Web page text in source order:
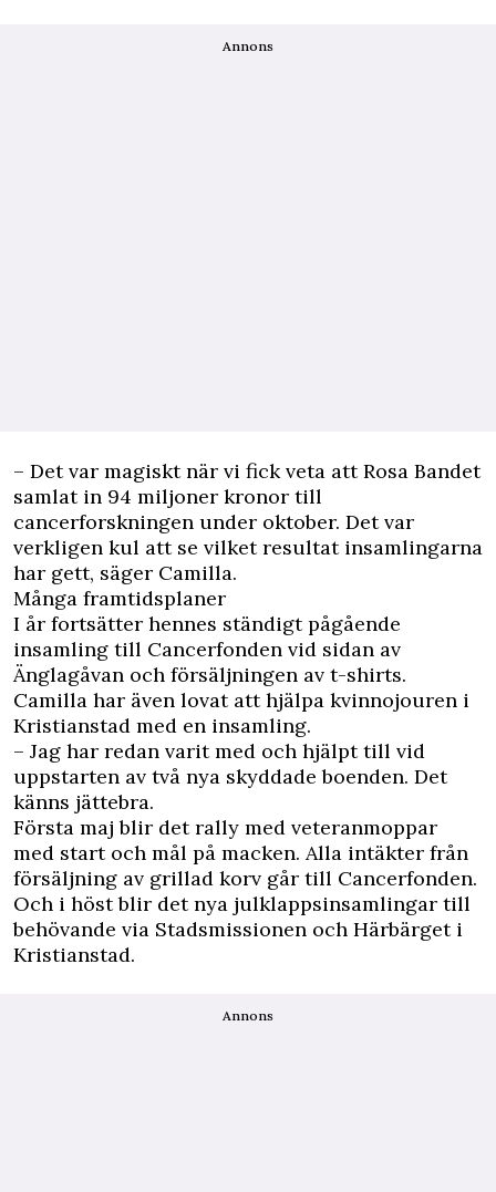
Annons
– Det var magiskt när vi fick veta att Rosa Bandet
samlat in 94 miljoner kronor till
cancerforskningen under oktober. Det var
verkligen kul att se vilket resultat insamlingarna
har gett, säger Camilla.
Många framtidsplaner
I år fortsätter hennes ständigt pågående
insamling till Cancerfonden vid sidan av
Änglagåvan och försäljningen av t-shirts.
Camilla har även lovat att hjälpa kvinnojouren i
Kristianstad med en insamling.
– Jag har redan varit med och hjälpt till vid
uppstarten av två nya skyddade boenden. Det
känns jättebra.
Första maj blir det rally med veteranmoppar
med start och mål på macken. Alla intäkter från
försäljning av grillad korv går till Cancerfonden.
Och i höst blir det nya julklappsinsamlingar till
behövande via Stadsmissionen och Härbärget i
Kristianstad.
Annons